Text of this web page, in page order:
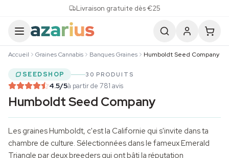
Livraison gratuite dès €25
Accueil Graines Cannabis Banques Graines Humboldt Seed Company
SEEDSHOP 30 PRODUITS
4.5/5à partir de 781 avis
Humboldt Seed Company
Les graines Humboldt, c'est la Californie qui s'invite dans ta
chambre de culture. Sélectionnées dans le fameux Emerald
Triangle par deux breeders qui ont bâti la réputation